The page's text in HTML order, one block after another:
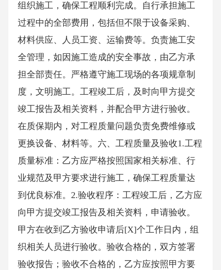
组织施工，确保工程顺利完成。自行承担施工
过程中的全部费用，包括但不限于设备采购、
材料供应、人员工资、运输费等。负责施工安
全管理，如因施工造成的安全事故，由乙方承
担全部责任。严格遵守施工现场的各项规章制
度，文明施工。工程竣工后，及时向甲方提交
竣工报告及相关资料，并配合甲方进行验收。
在质保期内，对工程质量问题负责免费维修或
更换设备、材料等。六、工程质量及验收1.工程
质量标准：乙方应严格按照国家相关标准、行
业规范及甲方要求进行施工，确保工程质量达
到优良标准。2.验收程序：工程竣工后，乙方应
向甲方提交竣工报告及相关资料，申请验收。
甲方在收到乙方验收申请后[X]个工作日内，组
织相关人员进行验收。验收合格的，双方签署
验收报告；验收不合格的，乙方应按照甲方要